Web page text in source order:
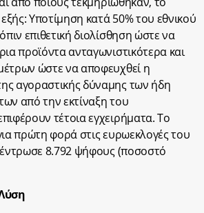
Υποτίμηση κατά 50% του εθνικού
επιθετική διολίσθηση ώστε να
προϊόντα ανταγωνιστικότερα και
ώστε να αποφευχθεί η
αγοραστικής δύναμης των ήδη
από την εκτίναξη του
τέτοια εγχειρήματα. Το
πρώτη φορά στις ευρωεκλογές του
8.792 ψήφους (ποσοστό